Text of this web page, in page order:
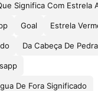
Significa Com Estrela
Goal Estrela
Da Cabeça De Pedra
De Fora Significado